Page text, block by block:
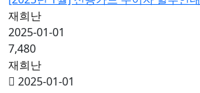
재희난
2025-01-01
7,480
재희난
2025-01-01